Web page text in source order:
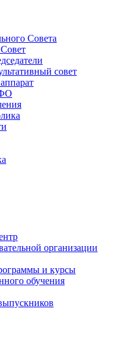
Совета
совет
организации
и курсы
обучения